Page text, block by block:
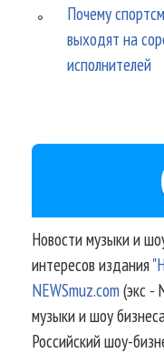
Почему
выходят на
исполнителей
Новости музыки и
интересов издания
NEWSmuz.com(экс -
музыки и шоу
Российский шоу-